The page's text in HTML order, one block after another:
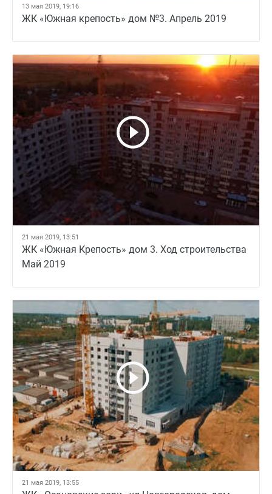
13 мая 2019, 19:16
ЖК «Южная крепость» дом №3. Апрель 2019
21 мая 2019, 13:51
ЖК «Южная Крепость» дом 3. Ход строительства
Май 2019
21 мая 2019, 13:55